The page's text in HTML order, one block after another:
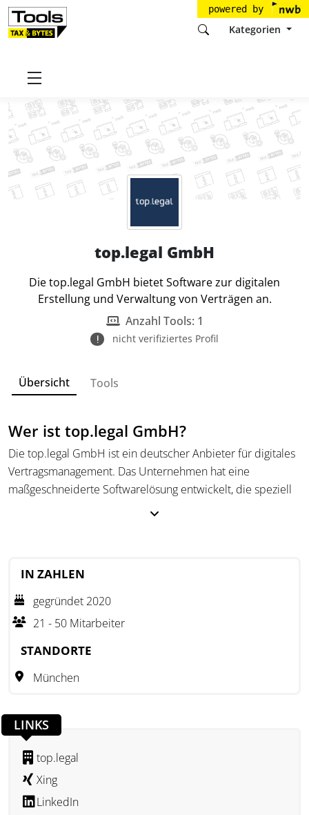
powered by
Kategorien
Startseite
top.legal GmbH
Die top.legal GmbH bietet Software zur digitalen
Erstellung und Verwaltung von Verträgen an.
Anzahl Tools: 1
nicht verifiziertes Profil
Übersicht Tools
Wer ist top.legal GmbH?
Die top.legal GmbH ist ein deutscher Anbieter für digitales
Vertragsmanagement. Das Unternehmen hat eine
maßgeschneiderte Softwarelösung entwickelt, die speziell
Abstimmung bis hin zur elektronischen Signatur. Das Ziel
besteht darin, durch Automatisierung und transparente
Prozesse einen höheren Wert aus geschäftlichen
Verhandlungen zu generieren.
entwickelt, die eine digitale Verwaltung von Vertragsarten
anstreben. Durch den Einsatz von Webtechnologien und KI
zielt top.legal darauf ab, Vertragsprozesse zu beschleunigen
und die rechtliche Zusammenarbeit zu vereinfachen. Das
Unternehmen wurde mit Unterstützung von qualifizierten
Investoren aufgebaut und verfolgt einen interdisziplinären
Entwicklungsansatz.
IN ZAHLEN
gegründet 2020
21 - 50 Mitarbeiter
STANDORTE
München
LINKS
top.legal
Xing
LinkedIn